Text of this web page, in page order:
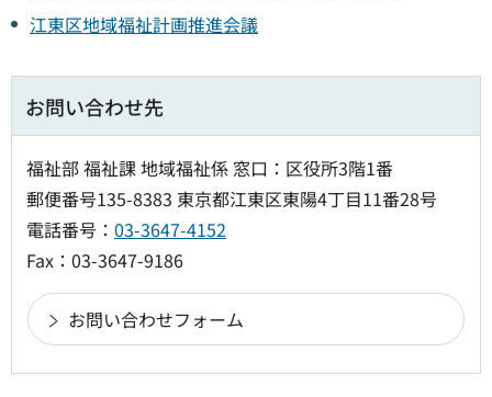
江東区地域福祉計画推進会議
お問い合わせ先
福祉部 福祉課 地域福祉係 窓口：区役所3階1番
郵便番号135-8383 東京都江東区東陽4丁目11番28号
電話番号： 03-3647-4152
Fax：03-3647-9186